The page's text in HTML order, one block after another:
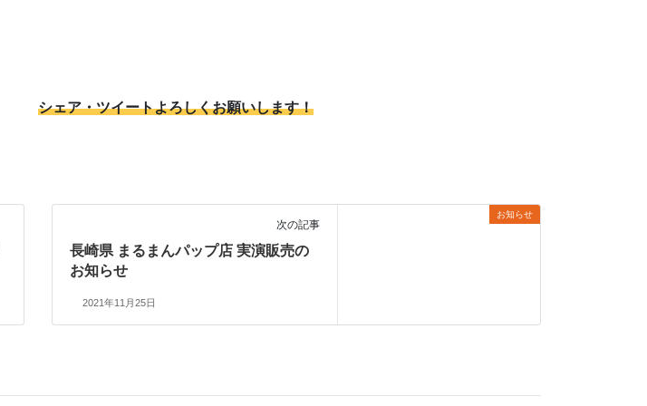
シェア・ツイートよろしくお願いします！
お知らせ
次の記事
長崎県 まるまんパップ店 実演販売の
お知らせ
2021年11月25日